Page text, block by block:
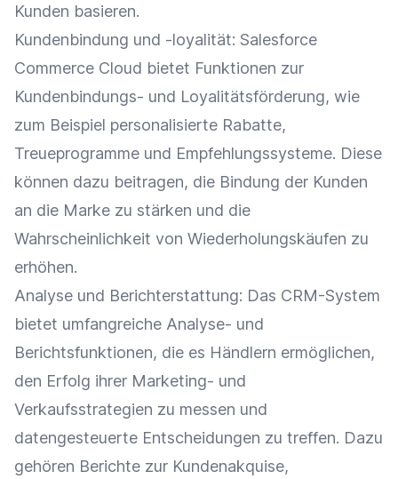
Kunden basieren.
Kundenbindung und -loyalität: Salesforce
Commerce Cloud bietet Funktionen zur
Kundenbindungs- und Loyalitätsförderung, wie
zum Beispiel personalisierte Rabatte,
Treueprogramme und Empfehlungssysteme. Diese
können dazu beitragen, die Bindung der Kunden
an die Marke zu stärken und die
Wahrscheinlichkeit von Wiederholungskäufen zu
erhöhen.
Analyse und Berichterstattung: Das CRM-System
bietet umfangreiche Analyse- und
Berichtsfunktionen, die es Händlern ermöglichen,
den Erfolg ihrer Marketing- und
Verkaufsstrategien zu messen und
datengesteuerte Entscheidungen zu treffen. Dazu
gehören Berichte zur Kundenakquise,